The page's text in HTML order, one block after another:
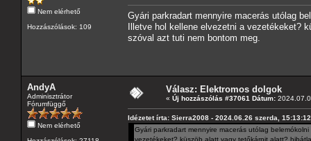
Nem elérhető
Hozzászólások: 109
Gyári parkradart mennyire macerás utólag
Illetve hol kellene elvezetni a vezetékeket?
szóval azt tuti nem bontom meg.
AndyA
Adminisztrátor
Fórumfüggő
Nem elérhető
Válasz: Elektromos dolgok
« Új hozzászólás #37061 Dátum:
Idézetet írta: Sierra2008 - 2024.06.26 szerda, 15:13:12
Gyári parkradart mennyire macerás utólag
vezetékeket? küszöb alatt vagy tetőkárpit alatt?